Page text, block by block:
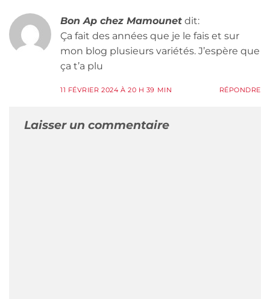
Bon Ap chez Mamounet dit:
Ça fait des années que je le fais et sur
mon blog plusieurs variétés. J’espère que
ça t’a plu
11 FÉVRIER 2024 À 20 H 39 MIN RÉPONDRE
Laisser un commentaire